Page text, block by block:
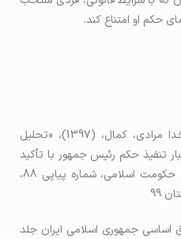
حکم او امتناع کند.
غمامی، سید محمد مهدی و کدخدا مرادی، کمال، (1397)، «تحليل
تنفيذ حكم رئیس جمهور با تأكيد
بر رويكرد قانونگذار اساسي»، مجله حکومت اسلامی، شماره پیاپی 88،
99
محمد، (1400)، حقوق اساسی جمهوری اسلامی ایران جلد